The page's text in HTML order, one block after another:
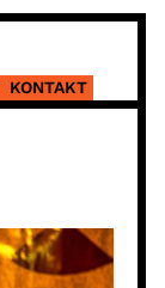
KONTAKT